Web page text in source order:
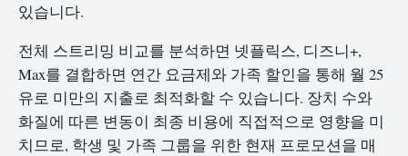
있습니다.
전체 스트리밍 비교를 분석하면 넷플릭스, 디즈니+,
Max를 결합하면 연간 요금제와 가족 할인을 통해 월 25
유로 미만의 지출로 최적화할 수 있습니다. 장치 수와
화질에 따른 변동이 최종 비용에 직접적으로 영향을 미
치므로, 학생 및 가족 그룹을 위한 현재 프로모션을 매